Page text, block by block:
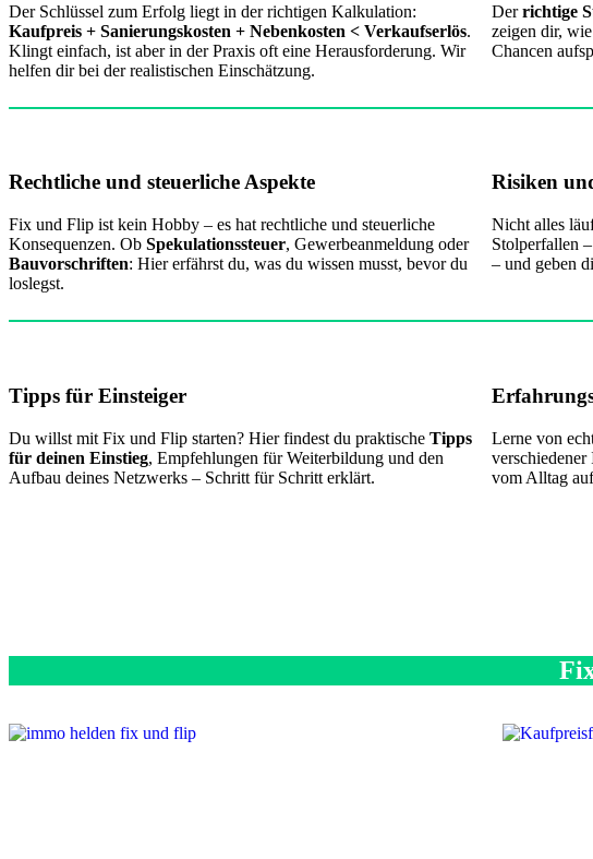
Der Schlüssel zum Erfolg liegt in der richtigen Kalkulation:
Kaufpreis + Sanierungskosten + Nebenkosten < Verkaufserlös.
Klingt einfach, ist aber in der Praxis oft eine Herausforderung. Wir
helfen dir bei der realistischen Einschätzung.
Derrichtige
zeigen dir,
Chancen
Rechtliche und steuerliche Aspekte
Fix und Flip ist kein Hobby – es hat rechtliche und steuerliche
Konsequenzen. Ob Spekulationssteuer, Gewerbeanmeldung oder
Bauvorschriften: Hier erfährst du, was du wissen musst, bevor du
loslegst.
Risiken
Nicht alles
Stolperfallen
– und geben
Tipps für Einsteiger
Du willst mit Fix und Flip starten? Hier findest du praktische Tipps
für deinen Einstieg, Empfehlungen für Weiterbildung und den
Aufbau deines Netzwerks – Schritt für Schritt erklärt.
Lerne von
vom Alltag